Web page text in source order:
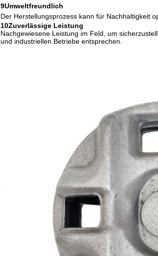
9Umweltfreundlich
Der Herstellungsprozess kann für Nachhaltigkeit
10Zuverlässige Leistung
Nachgewiesene Leistung im Feld, um
und industriellen Betriebe entsprechen.